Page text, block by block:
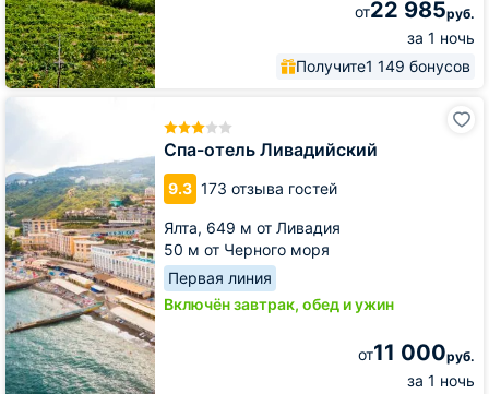
от22 985руб.
за 1 ночь
Получите1 149 бонусов
Спа-отель Ливадийский
9.3 173 отзыва гостей
Ялта, 649 м от Ливадия
50 м от Черного моря
Первая линия
Включён завтрак, обед и ужин
от11 000руб.
за 1 ночь